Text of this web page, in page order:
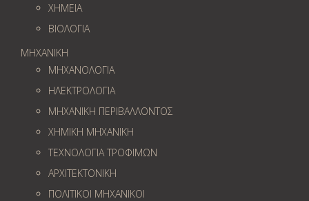
ΧΗΜΕΙΑ
ΒΙΟΛΟΓΙΑ
ΜΗΧΑΝΙΚΗ
ΜΗΧΑΝΟΛΟΓΙΑ
ΗΛΕΚΤΡΟΛΟΓΙΑ
ΜΗΧΑΝΙΚΗ ΠΕΡΙΒΑΛΛΟΝΤΟΣ
ΧΗΜΙΚΗ ΜΗΧΑΝΙΚΗ
ΤΕΧΝΟΛΟΓΙΑ ΤΡΟΦΙΜΩΝ
ΑΡΧΙΤΕΚΤΟΝΙΚΗ
ΠΟΛΙΤΙΚΟΙ ΜΗΧΑΝΙΚΟΙ